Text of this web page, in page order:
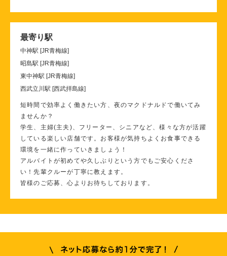
最寄り駅
中神駅 [JR青梅線]
昭島駅 [JR青梅線]
東中神駅 [JR青梅線]
西武立川駅 [西武拝島線]
短時間で効率よく働きたい方、夜のマクドナルドで働いてみ
ませんか？
学生、主婦(主夫)、フリーター、シニアなど、様々な方が活躍
している楽しい店舗です。お客様が気持ちよくお食事できる
環境を一緒に作っていきましょう！
アルバイトが初めてや久しぶりという方でもご安心くださ
い！先輩クルーが丁寧に教えます。
皆様のご応募、心よりお待ちしております。